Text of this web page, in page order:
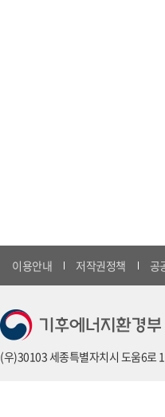
이용안내 저작권정책 공
(우)30103 세종특별자치시 도움6로